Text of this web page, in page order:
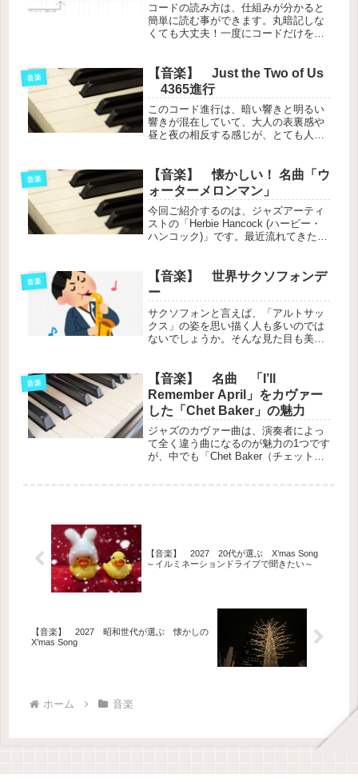
コードの読み方は、仕組みが分かると
簡単に読む事ができます。丸暗記しな
くても大丈夫！一度にコードだけを憶
音楽
【音楽】 Just the Two of Us
4365進行
このコード進行は、暗い響きと明るい
響きが混在していて、大人の表裏感や
昼と夜の相反する感じが、とても人を
を作りたい時に使用すると良いでしょ
う。
音楽
【音楽】 懐かしい！ 名曲「ウ
ォーターメロンマン」
今回ご紹介するのは、ジャズアーティ
ストの「Herbie Hancock (ハービー・
ハンコック)」です。最近流れてきた動
～！」聴き入ってしまいました。とい
う事で、この曲を練習するにあたりバ
ックグラウンドを調べてみようと思い
ます。
音楽
【音楽】 世界サクソフォンデ
ー
サクソフォンと言えば、「アルトサッ
クス」の姿を思い描く人も多いのでは
ないでしょうか。そんな見た目も美し
性が超かっこいいと思っています。
音楽
【音楽】 名曲 「I’ll
Remember April」をカヴァー
した「Chet Baker」の魅力
ジャズのカヴァー曲は、演奏者によっ
て全く違う曲になるのが魅力の1つです
が、中でも「Chet Baker（チェット・
して演奏しています。
【音楽】 2027 20代が選ぶ X’mas Song
～イルミネーションドライブで聞きたい～
【音楽】 2027 昭和世代が選ぶ 懐かしの
X’mas Song
ホーム 音楽